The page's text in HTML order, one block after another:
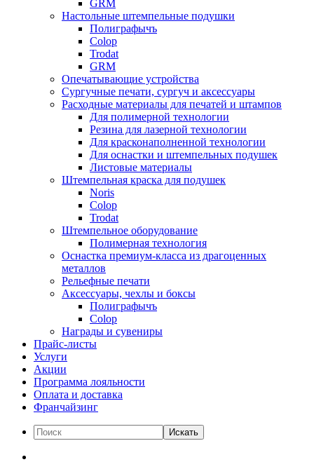
GRM
Настольные штемпельные подушки
Полиграфычъ
Colop
Trodat
GRM
Опечатывающие устройства
Сургучные печати, сургуч и аксессуары
Расходные материалы для печатей и штампов
Для полимерной технологии
Резина для лазерной технологии
Для красконаполненной технологии
Для оснастки и штемпельных подушек
Листовые материалы
Штемпельная краска для подушек
Noris
Colop
Trodat
Штемпельное оборудование
Полимерная технология
Оснастка премиум-класса из драгоценных
металлов
Рельефные печати
Аксессуары, чехлы и боксы
Полиграфычъ
Colop
Награды и сувениры
Прайс-листы
Услуги
Акции
Программа лояльности
Оплата и доставка
Франчайзинг
Искать